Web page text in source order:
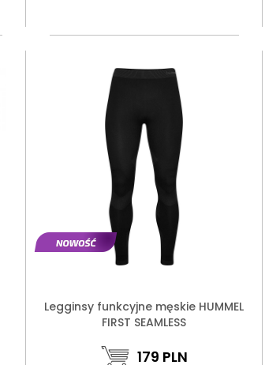
Legginsy funkcyjne męskie HUMMEL
FIRST SEAMLESS
179 PLN